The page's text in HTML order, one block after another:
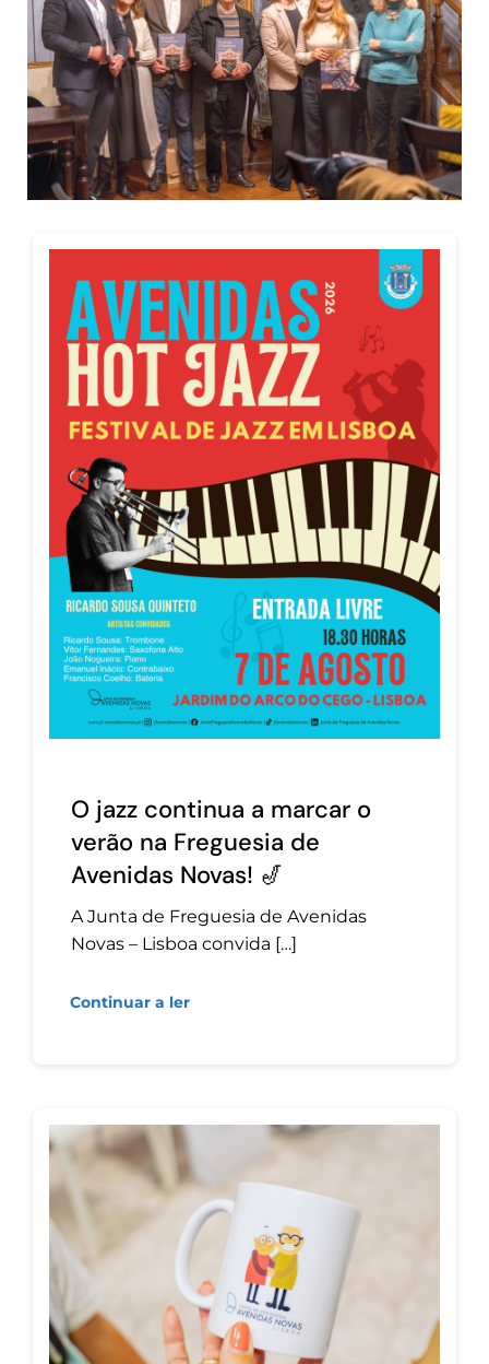
O jazz continua a marcar o
verão na Freguesia de
Avenidas Novas! 🎷
A Junta de Freguesia de Avenidas
Novas – Lisboa convida […]
Continuar a ler